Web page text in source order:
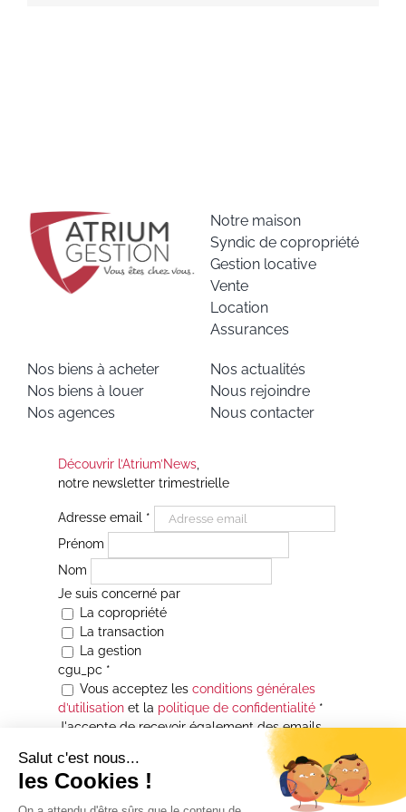
Notre maison
Syndic de copropriété
Gestion locative
Vente
Location
Assurances
Nos biens à acheter
Nos biens à louer
Nos agences
Nos actualités
Nous rejoindre
Nous contacter
Découvrir l’Atrium’News,
notre newsletter trimestrielle
Adresse email *
Prénom
Nom
Je suis concerné par
La copropriété
La transaction
La gestion
cgu_pc *
Vous acceptez les conditions générales
d’utilisationet la politique de confidentialité*
J'accepte de recevoir également des emails
Je souhaite être informé(e) de toutes les
actualités immobilières des agences de la
Maison Atrium Gestion. À tout moment, vous
pourrez utiliser le lien de désabonnement